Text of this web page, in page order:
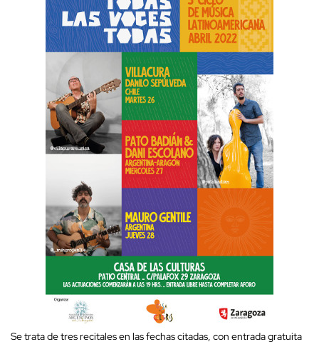
Se trata de tres recitales en las fechas citadas, con entrada gratuita